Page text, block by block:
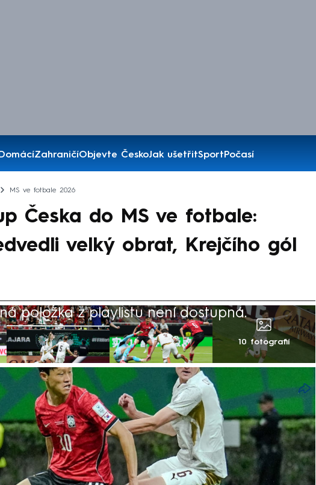
ZahraničíObjevte ČeskoJak ušetřitSportPočasí
MS ve fotbale 2026
Česka do MS ve fotbale:
velký obrat, Krejčího gól
položka z playlistu není dostupná.
10 fotografií
• 12. čvn 2026, 05:55
náskok a do mistrovství světa v Americe
1:2 s Koreou. Svěřence trenéra Miroslava Koubka
A v Guadalajaře po necelé hodině hry do vedení
Hwang In-pom ale brzy srovnal a střídající O